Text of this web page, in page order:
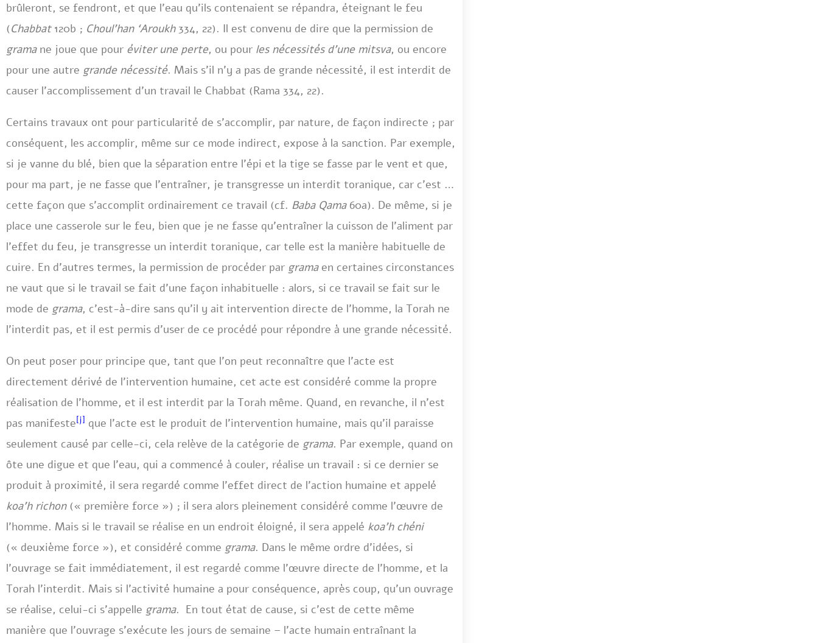
brûleront, se fendront, et que l’eau qu’ils contenaient se répandra, éteignant le feu
(Chabbat120b ; Choul’han ‘Aroukh334, 22). Il est convenu de dire que la permission de
gramane joue que pour éviter une perte, ou pour les nécessités d’une mitsva, ou encore
pour une autre grande nécessité. Mais s’il n’y a pas de grande nécessité, il est interdit de
causer l’accomplissement d’un travail le Chabbat (Rama 334, 22).
Certains travaux ont pour particularité de s’accomplir, par nature, de façon indirecte ; par
conséquent, les accomplir, même sur ce mode indirect, expose à la sanction. Par exemple,
si je vanne du blé, bien que la séparation entre l’épi et la tige se fasse par le vent et que,
pour ma part, je ne fasse que l’entraîner, je transgresse un interdit toranique, car c’est de
cette façon que s’accomplit ordinairement ce travail (cf. Baba Qama60a). De même, si je
place une casserole sur le feu, bien que je ne fasse qu’entraîner la cuisson de l’aliment par
l’effet du feu, je transgresse un interdit toranique, car telle est la manière habituelle de
cuire. En d’autres termes, la permission de procéder par gramaen certaines circonstances
ne vaut que si le travail se fait d’une façon inhabituelle : alors, si ce travail se fait sur le
mode de grama, c’est-à-dire sans qu’il y ait intervention directe de l’homme, la Torah ne
l’interdit pas, et il est permis d’user de ce procédé pour répondre à une grande nécessité.
On peut poser pour principe que, tant que l’on peut reconnaître que l’acte est
directement dérivé de l’intervention humaine, cet acte est considéré comme la propre
réalisation de l’homme, et il est interdit par la Torah même. Quand, en revanche, il n’est
pas manifeste[j] que l’acte est le produit de l’intervention humaine, mais qu’il paraisse
seulement causé par celle-ci, cela relève de la catégorie de grama. Par exemple, quand on
ôte une digue et que l’eau, qui a commencé à couler, réalise un travail : si ce dernier se
produit à proximité, il sera regardé comme l’effet direct de l’action humaine et appelé
koa’h richon(« première force ») ; il sera alors pleinement considéré comme l’œuvre de
l’homme. Mais si le travail se réalise en un endroit éloigné, il sera appelé koa’h chéni
(« deuxième force »), et considéré comme grama. Dans le même ordre d’idées, si
l’ouvrage se fait immédiatement, il est regardé comme l’œuvre directe de l’homme, et la
Torah l’interdit. Mais si l’activité humaine a pour conséquence, après coup, qu’un ouvrage
se réalise, celui-ci s’appelle grama. En tout état de cause, si c’est de cette même
manière que l’ouvrage s’exécute les jours de semaine – l’acte humain entraînant la